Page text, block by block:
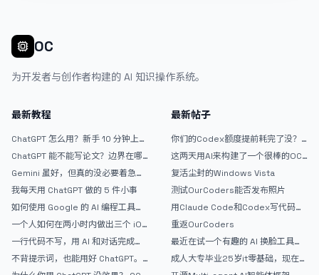
OC
为开发者与创作者构建的 AI 知识操作系统。
最新教程
ChatGPT 怎么用？新手 10 分钟上手
ChatGPT 能不能写论文？边界在哪
Gemini 虽好，但真的没必要着急放
弃 ChatGPT
我每天用 ChatGPT 做的 5 件小事
如何使用 Google 的 AI 编程工具
AntiGravity：独立开发者的新时代
武器
一个人如何在两小时内做出三个 iOS
APP？｜AntiGravity + Gemini 3 实
战完整记录
一行代码不写，用 AI 和对话完成一
个完整网站：《图书天堂》实战记录
不背提示词，也能用好 ChatGPT。
一个万能提问模板
最新帖子
你们的Codex额度提前耗完了没？
戒断反应如何？
这两天用AI来构建了一个很棒的OC
论坛精华区
复活尘封的Windows Vista
测试OurCoders能否发布照片
用Claude Code和Codex写代码真
的爽，但是App怎么挣钱还是很难啊
重返OurCoders
最近在试一个有趣的 AI 换脸工具，
效果挺不错
成人大专毕业25岁it零基础，现在想
考软件设计师，有什么好的建议吗，